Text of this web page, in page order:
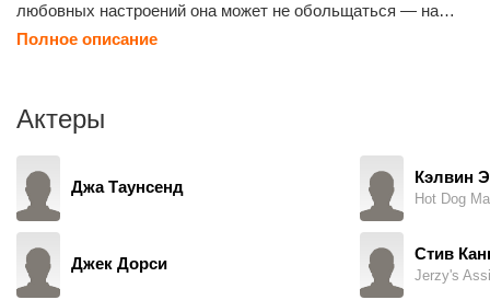
любовных настроений она может не обольщаться — на
самом деле Рэймонд выполняет задание таинственного
Полное описание
Актеры
Джа Таунсенд
Джек Дорси
Кэлвин
Hot Dog
Стив
Jerzy's